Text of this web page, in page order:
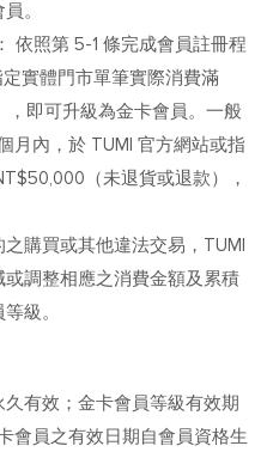
。
依照第 5-1 條完成會員註冊程
實體門市單筆實際消費滿
即可升級為金卡會員。一般
月內，於 TUMI 官方網站或指
（未退貨或退款），
購買或其他違法交易，TUMI
調整相應之消費金額及累積
級。
有效；金卡會員等級有效期
會員之有效日期自會員資格生